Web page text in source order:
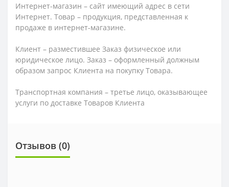
Интернет-магазин – сайт имеющий адрес в сети
Интернет. Товар – продукция, представленная к
продаже в интернет-магазине.
Клиент – разместившее Заказ физическое или
юридическое лицо. Заказ – оформленный должным
образом запрос Клиента на покупку Товара.
Транспортная компания – третье лицо, оказывающее
услуги по доставке Товаров Клиента
Отзывов (0)